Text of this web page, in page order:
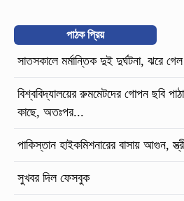
পাঠক প্রিয়
সাতসকালে মর্মান্তিক দুই দুর্ঘটনা, ঝরে
বিশ্ববিদ্যালয়ের রুমমেটদের গোপন ছবি
কাছে, অতঃপর...
পাকিস্তান হাইকমিশনারের বাসায় আগুন,
সুখবর দিল ফেসবুক